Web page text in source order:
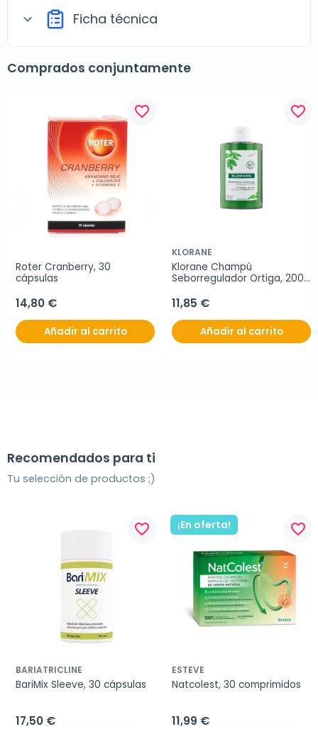
expand_more Ficha técnica
Comprados conjuntamente
favorite_border
Roter Cranberry, 30
cápsulas
14,80 €
Añadir al carrito
favorite_border
KLORANE
Klorane Champú
Seborregulador Ortiga, 200
11,85 €
Añadir al carrito
Recomendados para ti
Tu selección de productos ;)
favorite_border
BARIATRICLINE
BariMix Sleeve, 30 cápsulas
17,50 €
¡En oferta! favorite_border
ESTEVE
Natcolest, 30 comprimidos
11,99 €